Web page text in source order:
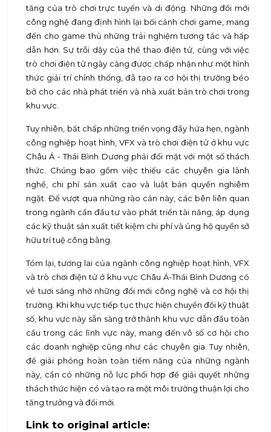
tăng của trò chơi trực tuyến và di động. Những đổi mới
công nghệ đang định hình lại bối cảnh chơi game, mang
đến cho game thủ những trải nghiệm tương tác và hấp
dẫn hơn. Sự trỗi dậy của thể thao điện tử, cùng với việc
trò chơi điện tử ngày càng được chấp nhận như một hình
thức giải trí chính thống, đã tạo ra cơ hội thị trường béo
bở cho các nhà phát triển và nhà xuất bản trò chơi trong
khu vực.
Tuy nhiên, bất chấp những triển vọng đầy hứa hẹn, ngành
công nghiệp hoạt hình, VFX và trò chơi điện tử ở khu vực
Châu Á - Thái Bình Dương phải đối mặt với một số thách
thức. Chúng bao gồm việc thiếu các chuyên gia lành
nghề, chi phí sản xuất cao và luật bản quyền nghiêm
ngặt. Để vượt qua những rào cản này, các bên liên quan
trong ngành cần đầu tư vào phát triển tài năng, áp dụng
các kỹ thuật sản xuất tiết kiệm chi phí và ủng hộ quyền sở
hữu trí tuệ công bằng.
Tóm lại, tương lai của ngành công nghiệp hoạt hình, VFX
và trò chơi điện tử ở khu vực Châu Á-Thái Bình Dương có
vẻ tươi sáng nhờ những đổi mới công nghệ và cơ hội thị
trường. Khi khu vực tiếp tục thực hiện chuyển đổi kỹ thuật
số, khu vực này sẵn sàng trở thành khu vực dẫn đầu toàn
cầu trong các lĩnh vực này, mang đến vô số cơ hội cho
các doanh nghiệp cũng như các chuyên gia. Tuy nhiên,
để giải phóng hoàn toàn tiềm năng của những ngành
này, cần có những nỗ lực phối hợp để giải quyết những
thách thức hiện có và tạo ra một môi trường thuận lợi cho
tăng trưởng và đổi mới.
Link to original article: